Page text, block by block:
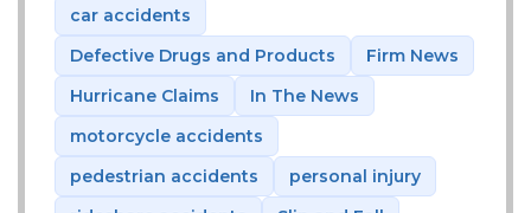
car accidents
Defective Drugs and Products
Firm News
Hurricane Claims
In The News
motorcycle accidents
pedestrian accidents
personal injury